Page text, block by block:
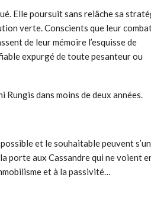
Elle poursuit sans relâche sa
verte. Conscients que leur
de leur mémoire l’esquisse de
fiable expurgé de toute pesanteur ou
Rungis dans moins de deux années.
et le souhaitable peuvent
porte aux Cassandre qui ne voient
et à la passivité…